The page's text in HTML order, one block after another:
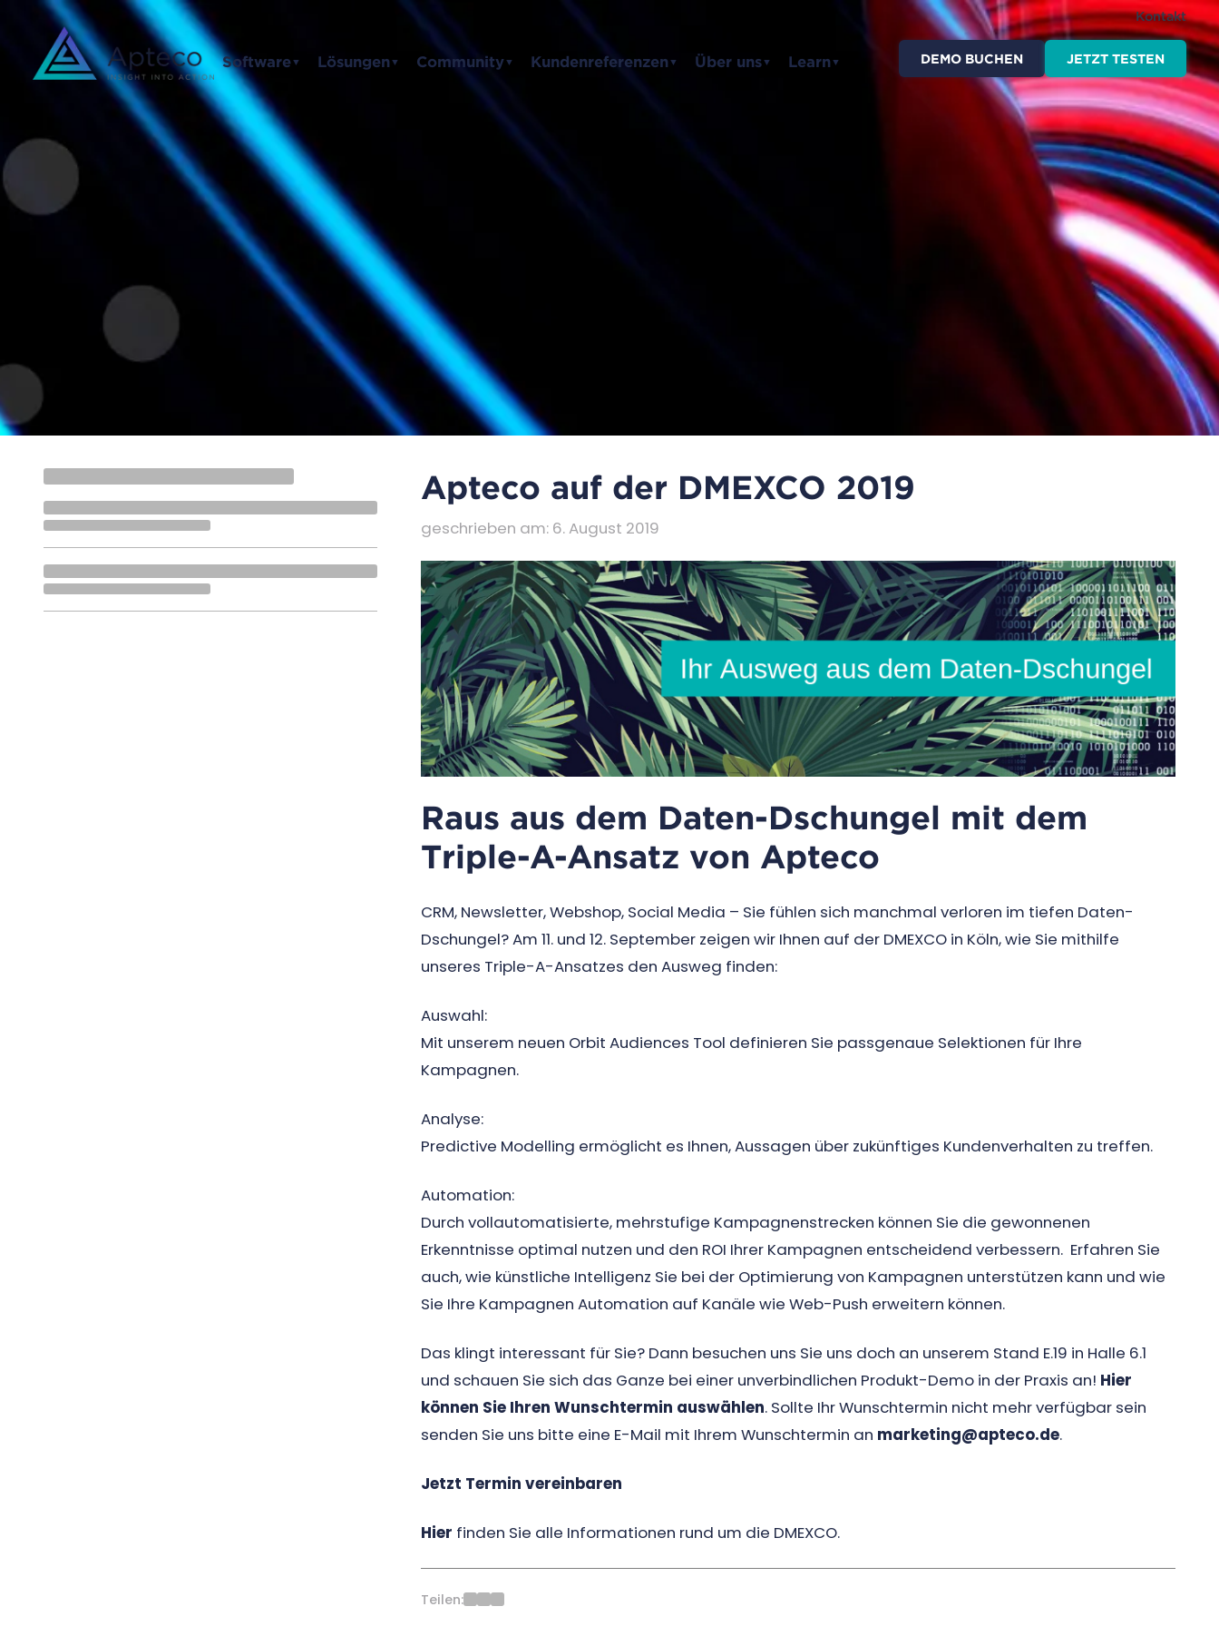
Kontakt
Software▼ Lösungen▼ Community▼ Kundenreferenzen▼ Über uns▼ Learn▼ DEMO BUCHEN JETZT TESTEN
Apteco auf der DMEXCO 2019
geschrieben am: 6. August 2019
Raus aus dem Daten-Dschungel mit dem
Triple-A-Ansatz von Apteco
CRM, Newsletter, Webshop, Social Media – Sie fühlen sich manchmal verloren im tiefen Daten-
Dschungel? Am 11. und 12. September zeigen wir Ihnen auf der DMEXCO in Köln, wie Sie mithilfe
unseres Triple-A-Ansatzes den Ausweg finden:
Auswahl:
Mit unserem neuen Orbit Audiences Tool definieren Sie passgenaue Selektionen für Ihre
Kampagnen.
Analyse:
Predictive Modelling ermöglicht es Ihnen, Aussagen über zukünftiges Kundenverhalten zu treffen.
Automation:
Durch vollautomatisierte, mehrstufige Kampagnenstrecken können Sie die gewonnenen
Erkenntnisse optimal nutzen und den ROI Ihrer Kampagnen entscheidend verbessern. Erfahren Sie
auch, wie künstliche Intelligenz Sie bei der Optimierung von Kampagnen unterstützen kann und wie
Sie Ihre Kampagnen Automation auf Kanäle wie Web-Push erweitern können.
Das klingt interessant für Sie? Dann besuchen uns Sie uns doch an unserem Stand E.19 in Halle 6.1
und schauen Sie sich das Ganze bei einer unverbindlichen Produkt-Demo in der Praxis an! Hier
können Sie Ihren Wunschtermin auswählen. Sollte Ihr Wunschtermin nicht mehr verfügbar sein
senden Sie uns bitte eine E-Mail mit Ihrem Wunschtermin an marketing@apteco.de.
Jetzt Termin vereinbaren
Hier finden Sie alle Informationen rund um die DMEXCO.
Teilen: